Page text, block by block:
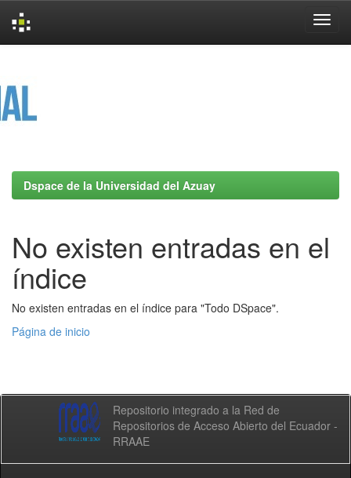
Dspace de la Universidad del Azuay
No existen entradas en el
índice
No existen entradas en el índice para "Todo DSpace".
Página de inicio
Repositorio integrado a la Red de
Repositorios de Acceso Abierto del Ecuador -
RRAAE